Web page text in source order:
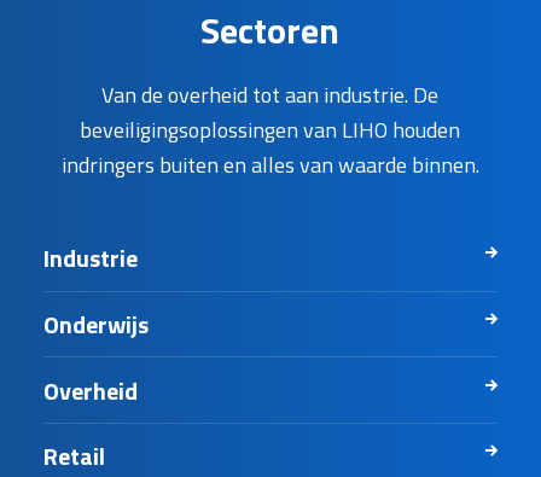
Sectoren
Van de overheid tot aan industrie. De
beveiligingsoplossingen van LIHO houden
indringers buiten en alles van waarde binnen.
Industrie
Onderwijs
Overheid
Retail